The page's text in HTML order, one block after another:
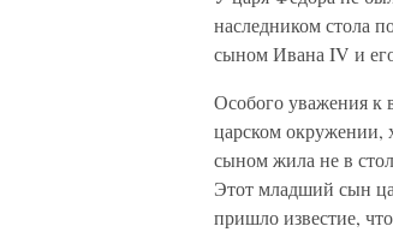
наследником стола
сыном Ивана IV и
Особого уважения к
царском
сыном жила не в
Этот младший сын
пришло известие,